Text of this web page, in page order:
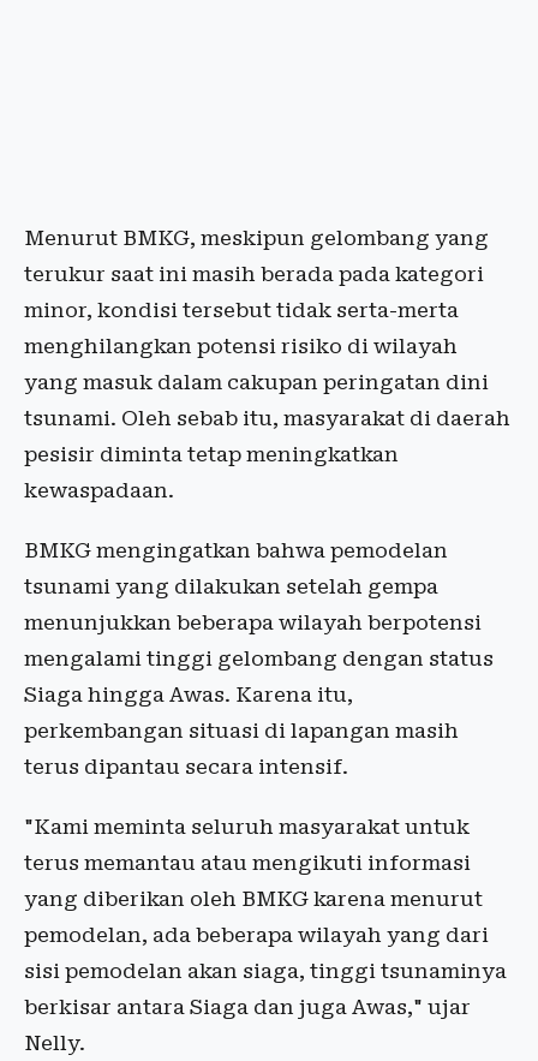
Menurut BMKG, meskipun gelombang yang
terukur saat ini masih berada pada kategori
minor, kondisi tersebut tidak serta-merta
menghilangkan potensi risiko di wilayah
yang masuk dalam cakupan peringatan dini
tsunami. Oleh sebab itu, masyarakat di daerah
pesisir diminta tetap meningkatkan
kewaspadaan.
BMKG mengingatkan bahwa pemodelan
tsunami yang dilakukan setelah gempa
menunjukkan beberapa wilayah berpotensi
mengalami tinggi gelombang dengan status
Siaga hingga Awas. Karena itu,
perkembangan situasi di lapangan masih
terus dipantau secara intensif.
"Kami meminta seluruh masyarakat untuk
terus memantau atau mengikuti informasi
yang diberikan oleh BMKG karena menurut
pemodelan, ada beberapa wilayah yang dari
sisi pemodelan akan siaga, tinggi tsunaminya
berkisar antara Siaga dan juga Awas," ujar
Nelly.